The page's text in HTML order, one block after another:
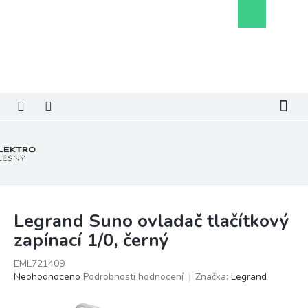
košík
Legrand Suno ovladač tlačítkový
zapínací 1/0, černý
EML721409
Průměrné
Neohodnoceno Podrobnosti hodnocení Značka: Legrand